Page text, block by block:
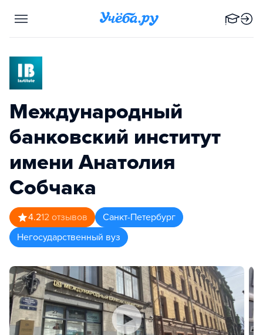
Международный
банковский институт
имени Анатолия
Собчака
4.212 отзывов
Санкт-Петербург
Негосударственный вуз